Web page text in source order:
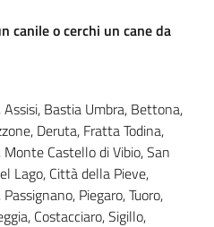
canile o cerchi un cane da
Assisi, Bastia Umbra, Bettona,
Deruta, Fratta Todina,
Castello di Vibio, San
Lago, Città della Pieve,
Piegaro, Tuoro,
Costacciaro, Sigillo,